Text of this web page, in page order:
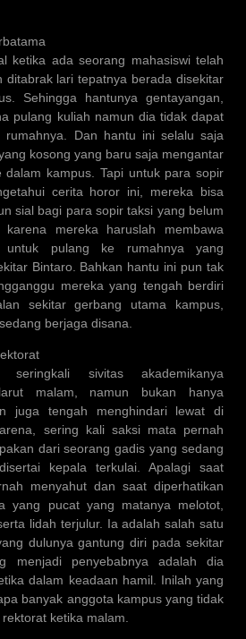
ketika ada seorang mahasiswi telah
ditabrak lari tepatnya berada disekitar
Sehingga hantunya gentayangan,
pulang kuliah namun dia tidak dapat
rumahnya. Dan hantu ini selalu saja
kosong yang baru saja mengantar
dalam kampus. Tapi untuk para sopir
cerita horor ini, mereka bisa
sial bagi para sopir taksi yang belum
mereka haruslah membawa
untuk pulang ke rumahnya yang
Bintaro. Bahkan hantu ini pun tak
mereka yang tengah berdiri
sekitar gerbang utama kampus,
berjaga disana.
seringkali sivitas akademikanya
malam, namun bukan hanya
juga tengah menghindari lewat di
sering kali saksi mata pernah
dari seorang gadis yang sedang
kepala terkulai. Apalagi saat
menyahut dan saat diperhatikan
yang pucat yang matanya melotot,
lidah terjulur. Ia adalah salah satu
dulunya gantung diri pada sekitar
menjadi penyebabnya adalah dia
dalam keadaan hamil. Inilah yang
banyak anggota kampus yang tidak
ketika malam.